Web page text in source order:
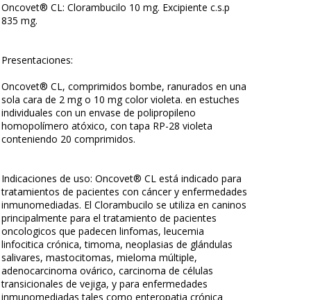
Oncovet® CL: Clorambucilo 10 mg. Excipiente c.s.p
835 mg.
Presentaciones:
Oncovet® CL, comprimidos bombe, ranurados en una
sola cara de 2 mg o 10 mg color violeta. en estuches
individuales con un envase de polipropileno
homopolímero atóxico, con tapa RP-28 violeta
conteniendo 20 comprimidos.
Indicaciones de uso: Oncovet® CL está indicado para
tratamientos de pacientes con cáncer y enfermedades
inmunomediadas. El Clorambucilo se utiliza en caninos
principalmente para el tratamiento de pacientes
oncologicos que padecen linfomas, leucemia
linfocitica crónica, timoma, neoplasias de glándulas
salivares, mastocitomas, mieloma múltiple,
adenocarcinoma ovárico, carcinoma de células
transicionales de vejiga, y para enfermedades
inmunomediadas tales como enteropatia crónica